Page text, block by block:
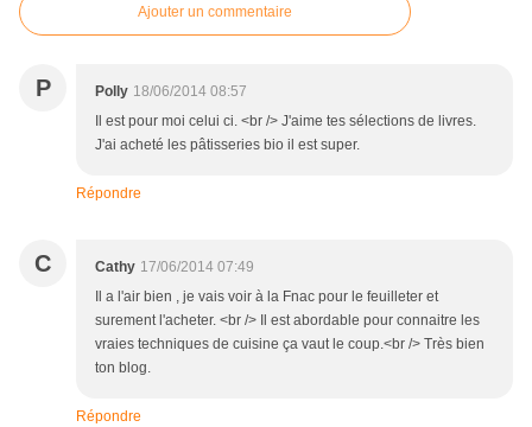
Ajouter un commentaire
P Polly 18/06/2014 08:57
Il est pour moi celui ci. <br /> J'aime tes sélections de livres.
J'ai acheté les pâtisseries bio il est super.
Répondre
C Cathy 17/06/2014 07:49
Il a l'air bien , je vais voir à la Fnac pour le feuilleter et
surement l'acheter. <br /> Il est abordable pour connaitre les
vraies techniques de cuisine ça vaut le coup.<br /> Très bien
ton blog.
Répondre